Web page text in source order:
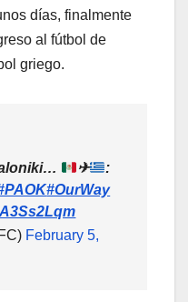
días, finalmente
al fútbol de
griego.
✈
:
#OurWay
February 5,